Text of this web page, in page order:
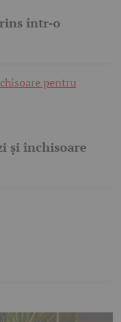
într-o
și închisoare